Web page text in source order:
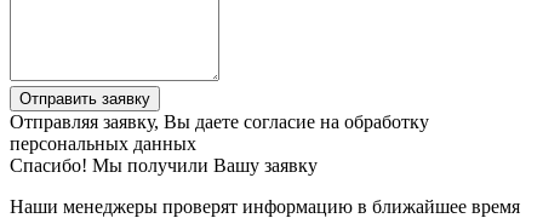
Отправить заявку
Отправляя заявку, Вы даете согласие на обработку
персональных данных
Спасибо! Мы получили Вашу заявку
Наши менеджеры проверят информацию в ближайшее время